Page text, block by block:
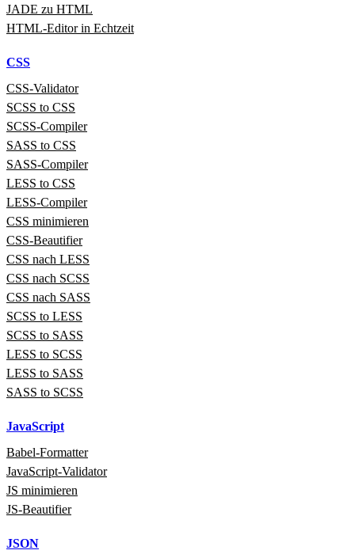
JADE zu HTML
HTML‑Editor in Echtzeit
CSS
CSS‑Validator
SCSS to CSS
SCSS‑Compiler
SASS to CSS
SASS‑Compiler
LESS to CSS
LESS‑Compiler
CSS minimieren
CSS-Beautifier
CSS nach LESS
CSS nach SCSS
CSS nach SASS
SCSS to LESS
SCSS to SASS
LESS to SCSS
LESS to SASS
SASS to SCSS
JavaScript
Babel‑Formatter
JavaScript‑Validator
JS minimieren
JS-Beautifier
JSON